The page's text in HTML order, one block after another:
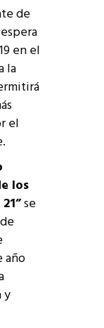
de
en el
la
el
los
se
año
y